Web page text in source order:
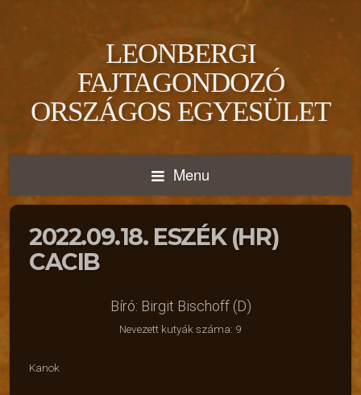
LEONBERGI
FAJTAGONDOZÓ
ORSZÁGOS EGYESÜLET
Menu
2022.09.18. ESZÉK (HR)
CACIB
Bíró: Birgit Bischoff (D)
Nevezett kutyák száma: 9
Kanok